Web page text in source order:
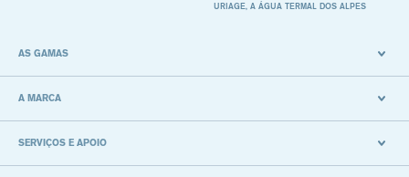
URIAGE, A ÁGUA TERMAL DOS ALPES
AS GAMAS
A MARCA
SERVIÇOS E APOIO